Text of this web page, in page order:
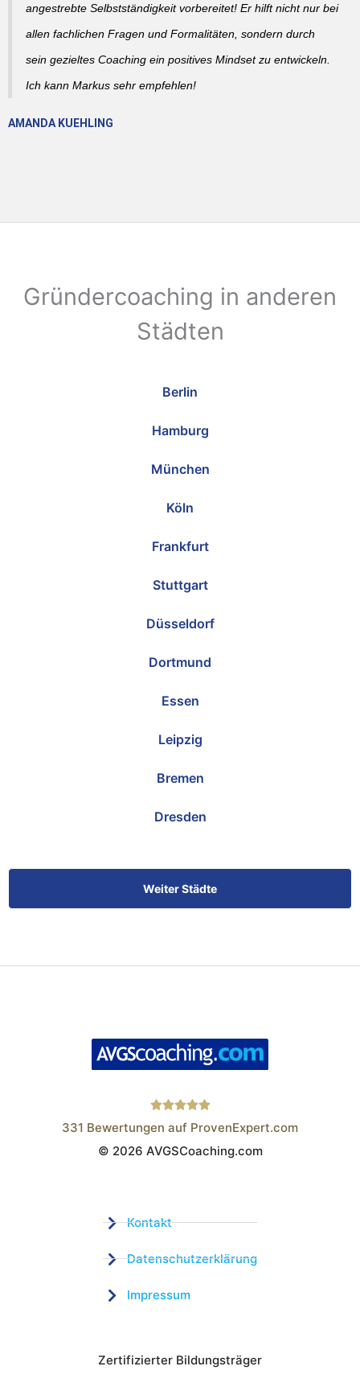
angestrebte Selbstständigkeit vorbereitet! Er hilft nicht nur bei
allen fachlichen Fragen und Formalitäten, sondern durch
sein gezieltes Coaching ein positives Mindset zu entwickeln.
Ich kann Markus sehr empfehlen!
AMANDA KUEHLING
Gründercoaching in anderen
Städten
Berlin
Hamburg
München
Köln
Frankfurt
Stuttgart
Düsseldorf
Dortmund
Essen
Leipzig
Bremen
Dresden
Weiter Städte
Wistor GmbH
331 Bewertungen auf ProvenExpert.com
© 2026 AVGSCoaching.com
Kontakt
Datenschutzerklärung
Impressum
Zertifizierter Bildungsträger